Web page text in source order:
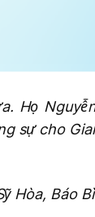
Họ
sự cho
Hòa, Báo